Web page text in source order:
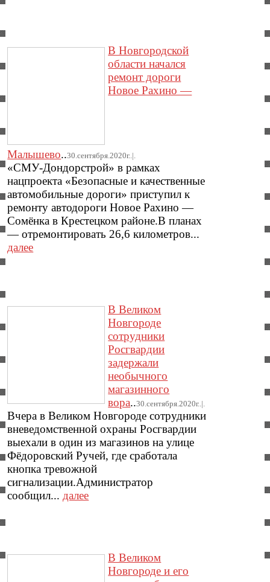
В Новгородской
области начался
ремонт дороги
Новое Рахино —
Малышево..30.сентября.2020г..|.
«СМУ-Дондорстрой» в рамках
нацпроекта «Безопасные и качественные
автомобильные дороги» приступил к
ремонту автодороги Новое Рахино —
Сомёнка в Крестецком районе.В планах
— отремонтировать 26,6 километров...
далее
В Великом
Новгороде
сотрудники
Росгвардии
задержали
необычного
магазинного
вора..30.сентября.2020г..|.
Вчера в Великом Новгороде сотрудники
вневедомственной охраны Росгвардии
выехали в один из магазинов на улице
Фёдоровский Ручей, где сработала
кнопка тревожной
сигнализации.Администратор
сообщил... далее
В Великом
Новгороде и его